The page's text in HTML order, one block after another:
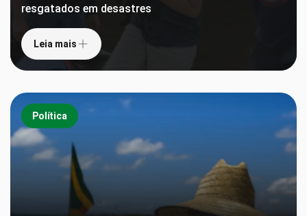
resgatados em desastres
Leia mais
Política